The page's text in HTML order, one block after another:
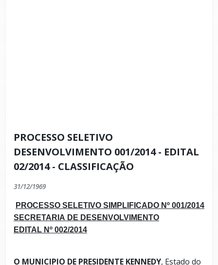
PROCESSO SELETIVO
DESENVOLVIMENTO 001/2014 - EDITAL
02/2014 - CLASSIFICAÇÃO
31/12/1969
PROCESSO SELETIVO SIMPLIFICADO Nº 001/2014
SECRETARIA DE DESENVOLVIMENTO
EDITAL Nº 002/2014
O MUNICIPIO DE PRESIDENTE KENNEDY, Estado do